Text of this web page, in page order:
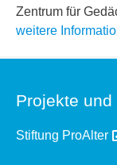
Zentrum für
weitere
Projekte und
Stiftung ProAlter